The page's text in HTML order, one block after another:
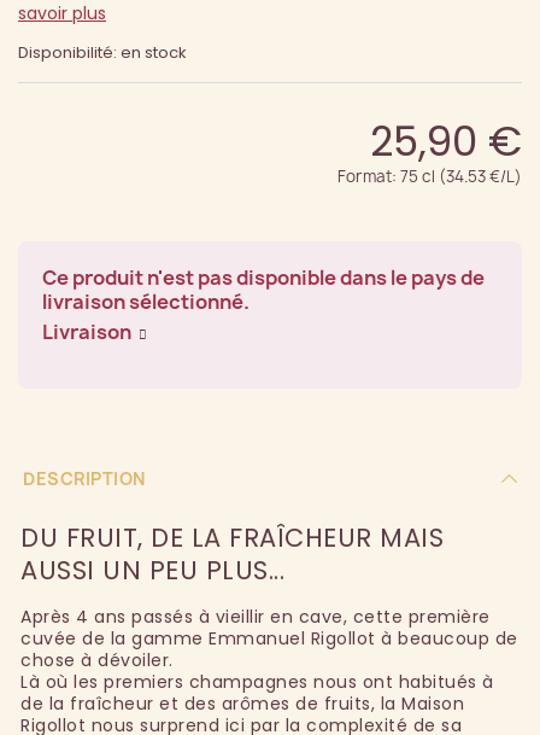
savoir plus
Disponibilité: en stock
25,90 €
Format: 75 cl (34.53 €/L)
Ce produit n'est pas disponible dans le pays de
livraison sélectionné.
Livraison
DESCRIPTION
DU FRUIT, DE LA FRAÎCHEUR MAIS
AUSSI UN PEU PLUS...
Après 4 ans passés à vieillir en cave, cette première
cuvée de la gamme Emmanuel Rigollot à beaucoup de
chose à dévoiler.
Là où les premiers champagnes nous ont habitués à
de la fraîcheur et des arômes de fruits, la Maison
Rigollot nous surprend ici par la complexité de sa